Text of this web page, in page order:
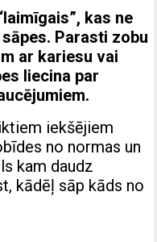
kas ne
Parasti zobu
ar kariesu vai
liecina par
iekšējiem
no normas un
kam daudz
kādēļ sāp kāds no